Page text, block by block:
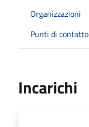
Organizzazioni
Punti di contatto
Incarichi